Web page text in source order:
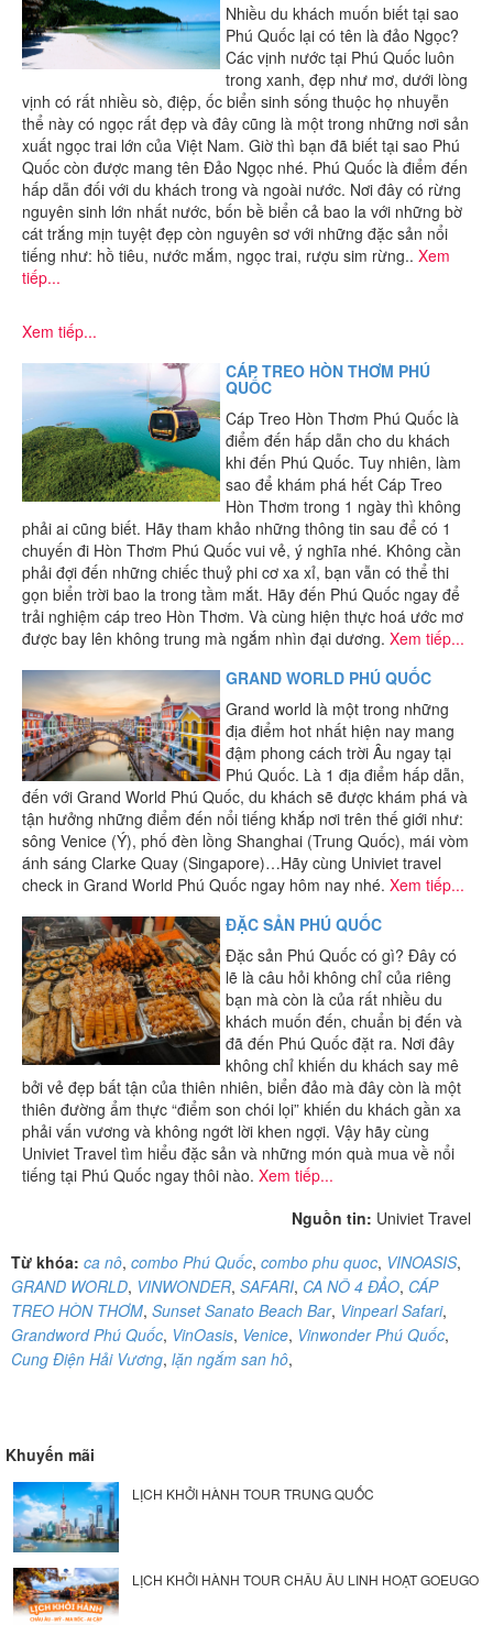
Nhiều du khách muốn biết tại sao
Phú Quốc lại có tên là đảo Ngọc?
Các vịnh nước tại Phú Quốc luôn
trong xanh, đẹp như mơ, dưới lòng
vịnh có rất nhiều sò, điệp, ốc biển sinh sống thuộc họ nhuyễn
thể này có ngọc rất đẹp và đây cũng là một trong những nơi sản
xuất ngọc trai lớn của Việt Nam. Giờ thì bạn đã biết tại sao Phú
Quốc còn được mang tên Đảo Ngọc nhé. Phú Quốc là điểm đến
hấp dẫn đối với du khách trong và ngoài nước. Nơi đây có rừng
nguyên sinh lớn nhất nước, bốn bề biển cả bao la với những bờ
cát trắng mịn tuyệt đẹp còn nguyên sơ với những đặc sản nổi
tiếng như: hồ tiêu, nước mắm, ngọc trai, rượu sim rừng.. Xem
tiếp...
Xem tiếp...
CÁP TREO HÒN THƠM PHÚ
QUỐC
Cáp Treo Hòn Thơm Phú Quốc là
điểm đến hấp dẫn cho du khách
khi đến Phú Quốc. Tuy nhiên, làm
sao để khám phá hết Cáp Treo
Hòn Thơm trong 1 ngày thì không
phải ai cũng biết. Hãy tham khảo những thông tin sau để có 1
chuyến đi Hòn Thơm Phú Quốc vui vẻ, ý nghĩa nhé. Không cần
phải đợi đến những chiếc thuỷ phi cơ xa xỉ, bạn vẫn có thể thi
gọn biển trời bao la trong tầm mắt. Hãy đến Phú Quốc ngay để
trải nghiệm cáp treo Hòn Thơm. Và cùng hiện thực hoá ước mơ
được bay lên không trung mà ngắm nhìn đại dương. Xem tiếp...
GRAND WORLD PHÚ QUỐC
Grand world là một trong những
địa điểm hot nhất hiện nay mang
đậm phong cách trời Âu ngay tại
Phú Quốc. Là 1 địa điểm hấp dẫn,
đến với Grand World Phú Quốc, du khách sẽ được khám phá và
tận hưởng những điểm đến nổi tiếng khắp nơi trên thế giới như:
sông Venice (Ý), phố đèn lồng Shanghai (Trung Quốc), mái vòm
ánh sáng Clarke Quay (Singapore)…Hãy cùng Univiet travel
check in Grand World Phú Quốc ngay hôm nay nhé. Xem tiếp...
ĐẶC SẢN PHÚ QUỐC
Đặc sản Phú Quốc có gì? Đây có
lẽ là câu hỏi không chỉ của riêng
bạn mà còn là của rất nhiều du
khách muốn đến, chuẩn bị đến và
đã đến Phú Quốc đặt ra. Nơi đây
không chỉ khiến du khách say mê
bởi vẻ đẹp bất tận của thiên nhiên, biển đảo mà đây còn là một
thiên đường ẩm thực “điểm son chói lọi” khiến du khách gần xa
phải vấn vương và không ngớt lời khen ngợi. Vậy hãy cùng
Univiet Travel tìm hiểu đặc sản và những món quà mua về nổi
tiếng tại Phú Quốc ngay thôi nào. Xem tiếp...
Nguồn tin: Univiet Travel
Từ khóa: ca nô, combo Phú Quốc, combo phu quoc, VINOASIS,
GRAND WORLD, VINWONDER, SAFARI, CA NÔ 4 ĐẢO, CÁP
TREO HÒN THƠM, Sunset Sanato Beach Bar, Vinpearl Safari,
Grandword Phú Quốc, VinOasis, Venice, Vinwonder Phú Quốc,
Cung Điện Hải Vương, lặn ngắm san hô,
Khuyến mãi
LỊCH KHỞI HÀNH TOUR TRUNG QUỐC
LỊCH KHỞI HÀNH TOUR CHÂU ÂU LINH HOẠT GOEUGO